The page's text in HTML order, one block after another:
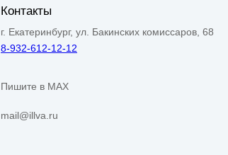
Контакты
г. Екатеринбург, ул. Бакинских комиссаров, 68
8-932-612-12-12
Пишите в MAX
mail@illva.ru